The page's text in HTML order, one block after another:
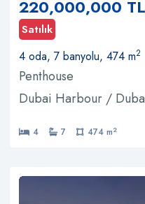
220,000,000 TL
Satılık
4 oda, 7 banyolu, 474 m2
Penthouse
Dubai Harbour /
4 7 474 m2